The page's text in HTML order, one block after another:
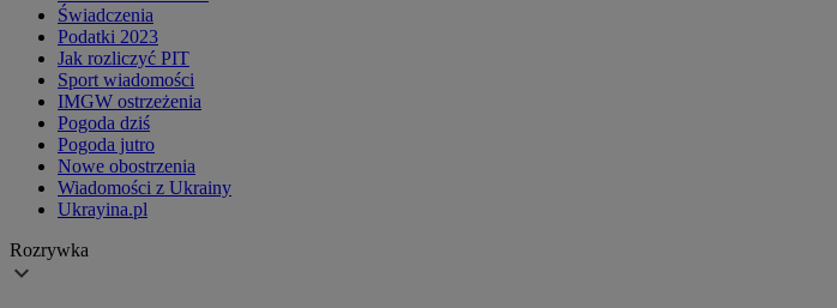
Świadczenia
Podatki 2023
Jak rozliczyć PIT
Sport wiadomości
IMGW ostrzeżenia
Pogoda dziś
Pogoda jutro
Nowe obostrzenia
Wiadomości z Ukrainy
Ukrayina.pl
Rozrywka